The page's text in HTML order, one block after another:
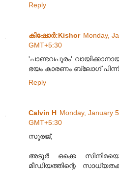
Reply
കിഷോർ‍:Kishor Monday,
GMT+5:30
'പാണ്ടവപുരം' വായിക്കാനായി
ഭയം കാരണം ബ്ലോഗ്
Reply
Calvin H Monday, January
GMT+5:30
സൂരജ്,
അടൂര്‍ ഒക്കെ
മീഡിയത്തിന്റെ